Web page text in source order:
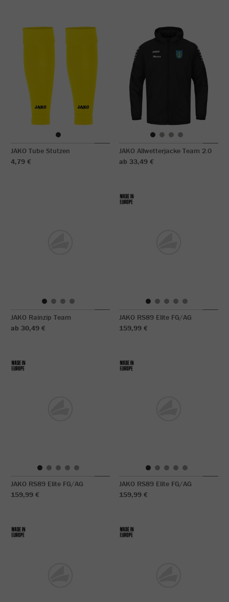
JAKO Tube Stutzen
4,79 €
JAKO Allwetterjacke Team 2.0
ab 33,49 €
JAKO Rainzip Team
ab 30,49 €
JAKO RS89 Elite FG/AG
159,99 €
JAKO RS89 Elite FG/AG
159,99 €
JAKO RS89 Elite FG/AG
159,99 €